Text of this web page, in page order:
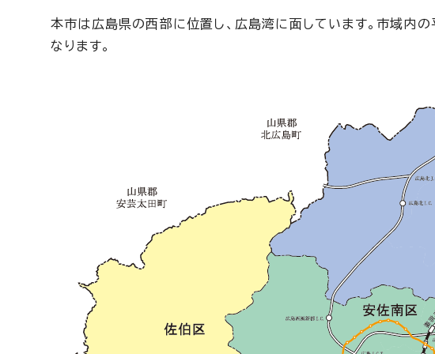
本市は広島県の西部に位置し、広島湾に面しています。市域内
なります。